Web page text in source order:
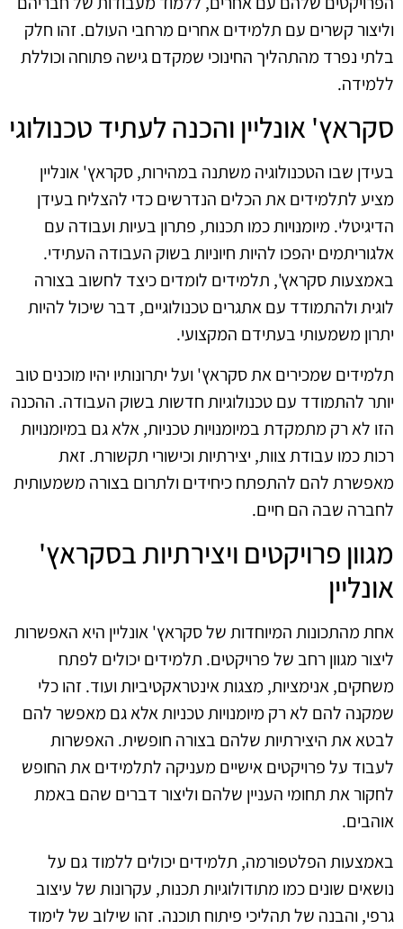
וליצור קשרים עם תלמידים אחרים מרחבי העולם. זהו חלק
בלתי נפרד מהתהליך החינוכי שמקדם גישה פתוחה וכוללת
ללמידה.
סקראץ' אונליין והכנה לעתיד טכנולוגי
בעידן שבו הטכנולוגיה משתנה במהירות, סקראץ' אונליין
מציע לתלמידים את הכלים הנדרשים כדי להצליח בעידן
הדיגיטלי. מיומנויות כמו תכנות, פתרון בעיות ועבודה עם
אלגוריתמים יהפכו להיות חיוניות בשוק העבודה העתידי.
באמצעות סקראץ', תלמידים לומדים כיצד לחשוב בצורה
לוגית ולהתמודד עם אתגרים טכנולוגיים, דבר שיכול להיות
יתרון משמעותי בעתידם המקצועי.
תלמידים שמכירים את סקראץ' ועל יתרונותיו יהיו מוכנים טוב
יותר להתמודד עם טכנולוגיות חדשות בשוק העבודה. ההכנה
הזו לא רק מתמקדת במיומנויות טכניות, אלא גם במיומנויות
רכות כמו עבודת צוות, יצירתיות וכישורי תקשורת. זאת
מאפשרת להם להתפתח כיחידים ולתרום בצורה משמעותית
לחברה שבה הם חיים.
מגוון פרויקטים ויצירתיות בסקראץ'
אונליין
אחת מהתכונות המיוחדות של סקראץ' אונליין היא האפשרות
ליצור מגוון רחב של פרויקטים. תלמידים יכולים לפתח
משחקים, אנימציות, מצגות אינטראקטיביות ועוד. זהו כלי
שמקנה להם לא רק מיומנויות טכניות אלא גם מאפשר להם
לבטא את היצירתיות שלהם בצורה חופשית. האפשרות
לעבוד על פרויקטים אישיים מעניקה לתלמידים את החופש
לחקור את תחומי העניין שלהם וליצור דברים שהם באמת
אוהבים.
באמצעות הפלטפורמה, תלמידים יכולים ללמוד גם על
נושאים שונים כמו מתודולוגיות תכנות, עקרונות של עיצוב
גרפי, והבנה של תהליכי פיתוח תוכנה. זהו שילוב של לימוד